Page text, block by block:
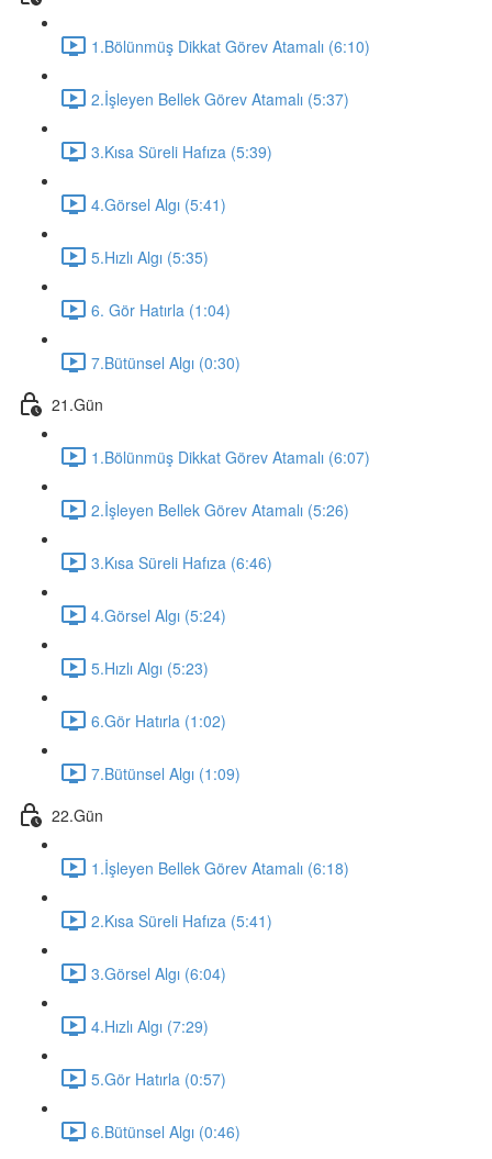
1.Bölünmüş Dikkat Görev Atamalı (6:10)
2.İşleyen Bellek Görev Atamalı (5:37)
3.Kısa Süreli Hafıza (5:39)
4.Görsel Algı (5:41)
5.Hızlı Algı (5:35)
6. Gör Hatırla (1:04)
7.Bütünsel Algı (0:30)
21.Gün
1.Bölünmüş Dikkat Görev Atamalı (6:07)
2.İşleyen Bellek Görev Atamalı (5:26)
3.Kısa Süreli Hafıza (6:46)
4.Görsel Algı (5:24)
5.Hızlı Algı (5:23)
6.Gör Hatırla (1:02)
7.Bütünsel Algı (1:09)
22.Gün
1.İşleyen Bellek Görev Atamalı (6:18)
2.Kısa Süreli Hafıza (5:41)
3.Görsel Algı (6:04)
4.Hızlı Algı (7:29)
5.Gör Hatırla (0:57)
6.Bütünsel Algı (0:46)